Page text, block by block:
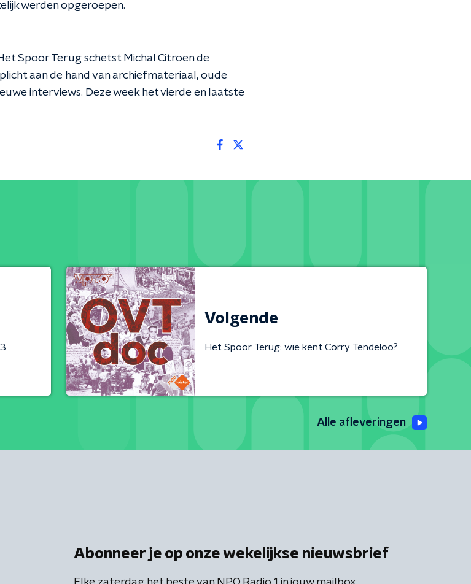
werden opgeroepen.
Spoor Terug schetst Michal Citroen de
aan de hand van archiefmateriaal, oude
interviews. Deze week het vierde en laatste
Volgende
Het Spoor Terug: wie kent Corry Tendeloo?
Alle afleveringen
Abonneer je op onze wekelijkse nieuwsbrief